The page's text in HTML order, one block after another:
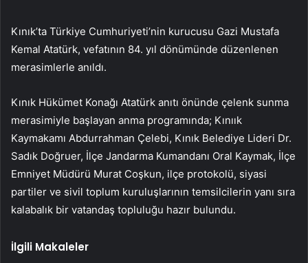
Kınık’ta Türkiye Cumhuriyeti’nin kurucusu Gazi Mustafa
Kemal Atatürk, vefatının 84. yıl dönümünde düzenlenen
merasimlerle anıldı.
Kınık Hükümet Konağı Atatürk anıtı önünde çelenk sunma
merasimiyle başlayan anma programında; Kınıık
Kaymakamı Abdurrahman Çelebi, Kınık Belediye Lideri Dr.
Sadık Doğruer, İlçe Jandarma Kumandanı Oral Kaymak, İlçe
Emniyet Müdürü Murat Coşkun, ilçe protokolü, siyasi
partiler ve sivil toplum kuruluşlarının temsilcilerin yanı sıra
kalabalık bir vatandaş topluluğu hazır bulundu.
İlgili Makaleler